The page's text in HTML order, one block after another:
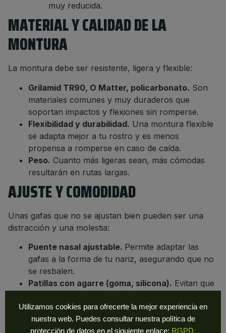
Utilizamos cookies para ofrecerte la mejor experiencia en
nuestra web. Puedes consultar nuestra política de
protección de datos en el siguiente enlace: RGPD.
muy reducida.
MATERIAL Y CALIDAD DE LA
MONTURA
La montura debe ser resistente, ligera y flexible:
Grilamid TR90, O Matter, policarbonato. Son
materiales comunes y muy duraderos que
soportan impactos y flexiones sin romperse.
Flexibilidad y durabilidad. Una montura flexible
se adapta mejor a tu rostro y es menos
propensa a romperse en caso de caída.
Peso. Cuanto más ligeras sean, más cómodas
resultarán en rutas largas.
AJUSTE Y COMODIDAD
Unas gafas que no se ajustan bien pueden ser una
distracción y una molestia:
Puente nasal ajustable. Permite adaptar las
gafas a la forma de tu nariz, asegurando que no
se resbalen.
Patillas con agarre (goma, silicona). Evitan que
vibraciones.
Compatibilidad con cascos.Asegúrate de que